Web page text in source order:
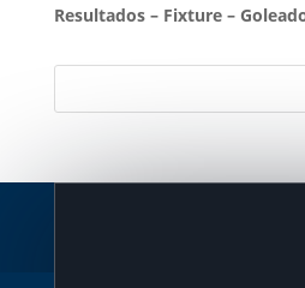
Resultados– Fixture–